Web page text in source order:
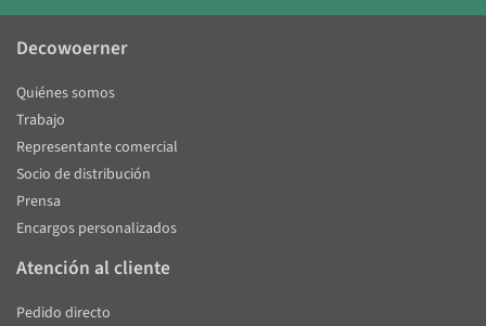
Decowoerner
Quiénes somos
Trabajo
Representante comercial
Socio de distribución
Prensa
Encargos personalizados
Atención al cliente
Pedido directo